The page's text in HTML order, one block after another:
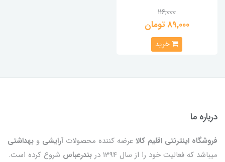
116,000
89,000 تومان
خرید
درباره ما
فروشگاه اینترنتی اقلیم کالا عرضه کننده محصولات آرایشی و بهداشتی
میباشد که فعالیت خود را از سال 1394 در
بندرعباس شروع کرده است.